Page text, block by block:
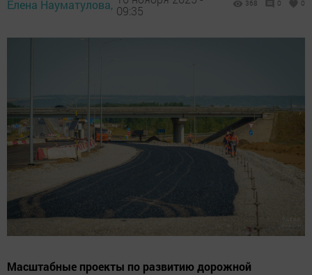
Елена Науматулова, 09:35
368 0 0
Масштабные проекты по развитию дорожной